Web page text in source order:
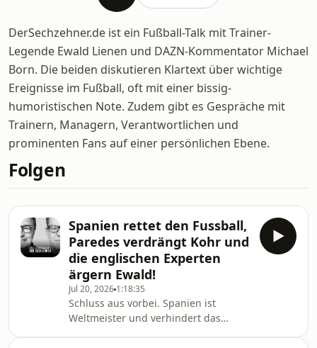
DerSechzehner.de ist ein Fußball-Talk mit Trainer-
Legende Ewald Lienen und DAZN-Kommentator Michael
Born. Die beiden diskutieren Klartext über wichtige
Ereignisse im Fußball, oft mit einer bissig-
humoristischen Note. Zudem gibt es Gespräche mit
Trainern, Managern, Verantwortlichen und
prominenten Fans auf einer persönlichen Ebene.
Folgen
Spanien rettet den Fussball,
Paredes verdrängt Kohr und
die englischen Experten
ärgern Ewald!
Jul 20, 2026 1:18:35
Schluss aus vorbei. Spanien ist
Weltmeister und verhindert das